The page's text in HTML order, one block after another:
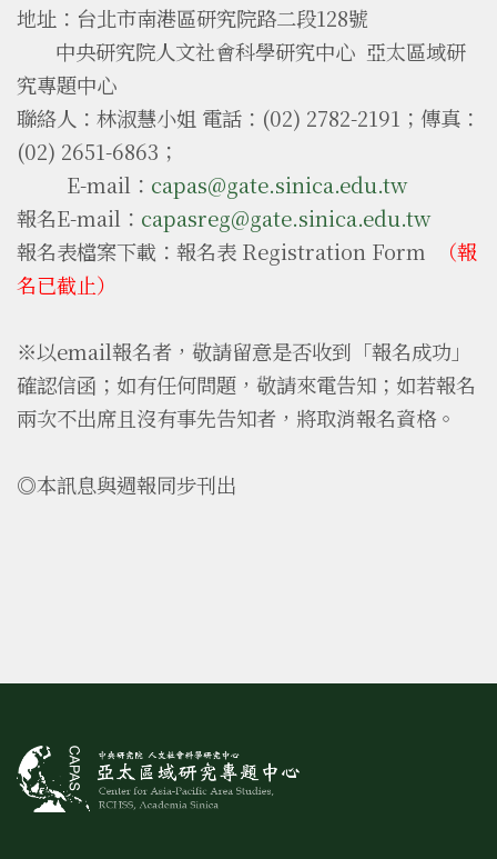
地址：台北市南港區研究院路二段128號
中央研究院人文社會科學研究中心 亞太區域研
究專題中心
聯絡人：林淑慧小姐 電話：(02) 2782-2191；傳真：
(02) 2651-6863；
E-mail： capas@gate.sinica.edu.tw
報名E-mail： capasreg@gate.sinica.edu.tw
報名表檔案下載： 報名表 Registration Form
（報
名已截止）
※以email報名者，敬請留意是否收到「報名成功」
確認信函；如有任何問題，敬請來電告知；如若報名
兩次不出席且沒有事先告知者，將取消報名資格。
◎本訊息與週報同步刊出